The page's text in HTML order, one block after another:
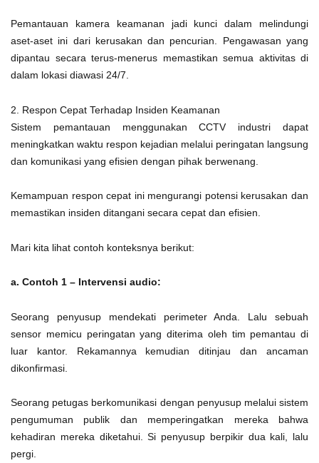
Pemantauan kamera keamanan jadi kunci dalam melindungi
aset-aset ini dari kerusakan dan pencurian. Pengawasan yang
dipantau secara terus-menerus memastikan semua aktivitas di
dalam lokasi diawasi 24/7.
2. Respon Cepat Terhadap Insiden Keamanan
Sistem pemantauan menggunakan CCTV industri dapat
meningkatkan waktu respon kejadian melalui peringatan langsung
dan komunikasi yang efisien dengan pihak berwenang.
Kemampuan respon cepat ini mengurangi potensi kerusakan dan
memastikan insiden ditangani secara cepat dan efisien.
Mari kita lihat contoh konteksnya berikut:
a. Contoh 1 – Intervensi audio:
Seorang penyusup mendekati perimeter Anda. Lalu sebuah
sensor memicu peringatan yang diterima oleh tim pemantau di
luar kantor. Rekamannya kemudian ditinjau dan ancaman
dikonfirmasi.
Seorang petugas berkomunikasi dengan penyusup melalui sistem
pengumuman publik dan memperingatkan mereka bahwa
kehadiran mereka diketahui. Si penyusup berpikir dua kali, lalu
pergi.